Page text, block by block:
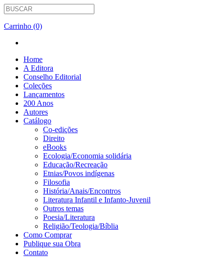
Carrinho (0)
Home
A Editora
Conselho Editorial
Coleções
Lançamentos
200 Anos
Autores
Catálogo
Co-edições
Direito
eBooks
Ecologia/Economia solidária
Educação/Recreação
Etnias/Povos indígenas
Filosofia
História/Anais/Encontros
Literatura Infantil e Infanto-Juvenil
Outros temas
Poesia/Literatura
Religião/Teologia/Bíblia
Como Comprar
Publique sua Obra
Contato